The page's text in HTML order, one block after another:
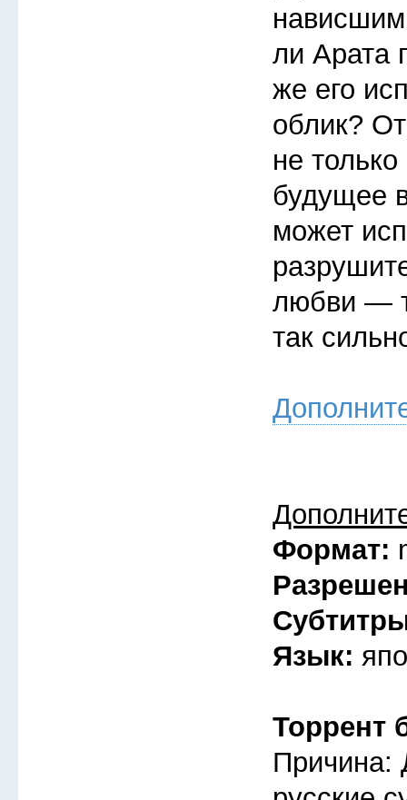
ли Арата
же его
облик?
не
будущее
может
любви —
так
Формат:
Язык:
Торрент
Причина: